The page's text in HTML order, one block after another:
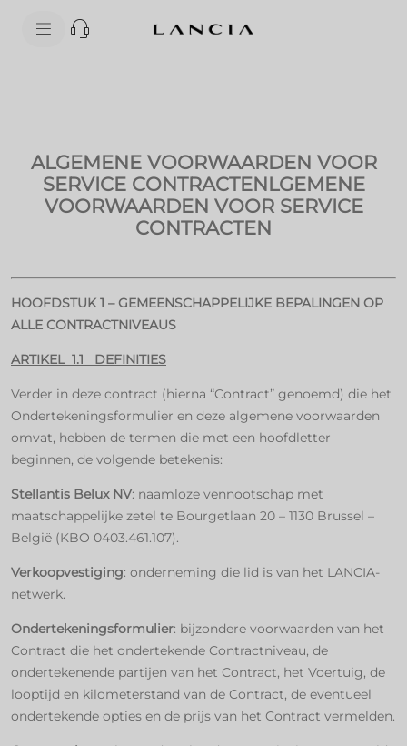
ALGEMENE VOORWAARDEN VOOR
SERVICE CONTRACTENLGEMENE
VOORWAARDEN VOOR SERVICE
CONTRACTEN
HOOFDSTUK 1 – GEMEENSCHAPPELIJKE BEPALINGEN OP
ALLE CONTRACTNIVEAUS
ARTIKEL 1.1 DEFINITIES
Verder in deze contract (hierna “Contract” genoemd) die het
Ondertekeningsformulier en deze algemene voorwaarden
omvat, hebben de termen die met een hoofdletter
beginnen, de volgende betekenis:
Stellantis Belux NV: naamloze vennootschap met
maatschappelijke zetel te Bourgetlaan 20 – 1130 Brussel –
België (KBO 0403.461.107).
Verkoopvestiging: onderneming die lid is van het LANCIA-
netwerk.
Ondertekeningsformulier: bijzondere voorwaarden van het
Contract die het ondertekende Contractniveau, de
ondertekenende partijen van het Contract, het Voertuig, de
looptijd en kilometerstand van de Contract, de eventueel
ondertekende opties en de prijs van het Contract vermelden.